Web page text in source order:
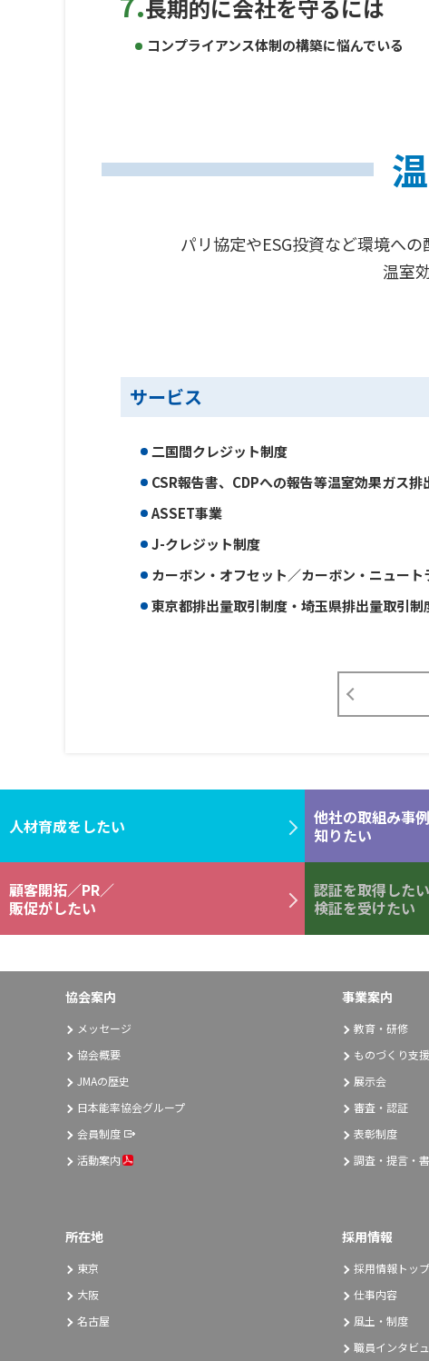
長期的に会社を守るには
コンプライアンス体制の構築に悩んでいる
パリ協定やESG投資など環境へ
温室
サービス
二国間クレジット制度
CSR報告書、CDPへの報告等温室効果ガス排
ASSET事業
J-クレジット制度
カーボン・オフセット／カーボン・ニュート
東京都排出量取引制度・埼玉県排出量取引制
人材育成をしたい
他社の取組み事
知りたい
顧客開拓／PR／
販促がしたい
認証を取得したい
検証を受けたい
協会案内
メッセージ
協会概要
JMAの歴史
日本能率協会グループ
会員制度
活動案内
事業案内
教育・研修
ものづくり支援
展示会
審査・認証
表彰制度
調査・提言・
所在地
東京
大阪
名古屋
採用情報
採用情報トップ
仕事内容
風土・制度
職員インタビ